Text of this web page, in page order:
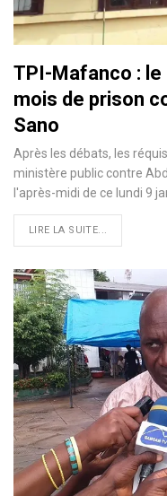
TPI-Mafanco :
mois de prison
Sano
Après les débats, les
ministère public contre
l'après-midi de ce lundi 9
LIRE LA SUITE...